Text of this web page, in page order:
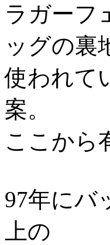
ラガーフ
ッグの裏
使われて
案。
ここから
97年にバ
上の